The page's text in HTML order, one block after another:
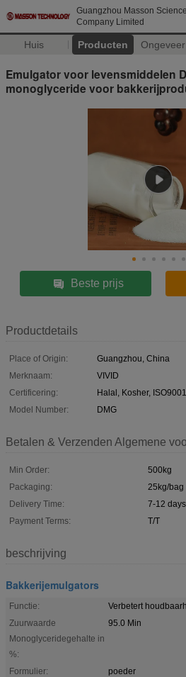
Guangzhou Masson
Company Limited
Huis Producten
Emulgator voor levensmiddelen
monoglyceride voor
Beste prijs
Productdetails
Place of Origin:
Guangzhou, China
Merknaam:
VIVID
Certificering:
Halal, Kosher,
Model Number:
DMG
Betalen & Verzenden Algemene
Min Order:
500kg
Packaging:
25kg/bag
Delivery Time:
7-12 days
Payment Terms:
T/T
beschrijving
Bakkerijemulgators
Functie:
Verbetert
Zuurwaarde
Monoglyceridegehalte in
%:
95.0 Min
Formulier:
poeder